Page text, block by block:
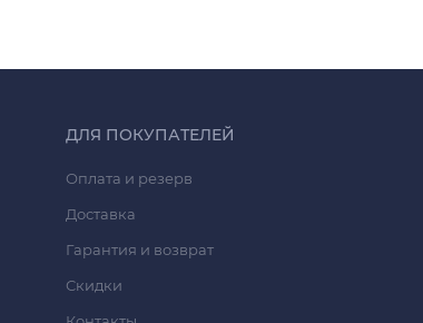
ДЛЯ ПОКУПАТЕЛЕЙ
Оплата и резерв
Доставка
Гарантия и возврат
Скидки